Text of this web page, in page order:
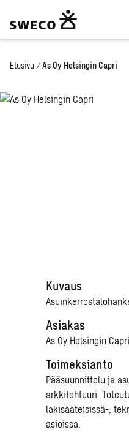
Etusivu / As Oy Helsingin Capri
Kuvaus
Asiakas
As Oy Helsingin Capri
Toimeksianto
Pääsuunnittelu ja
arkkitehtuuri.
lakisääteisissä-,
asioissa.